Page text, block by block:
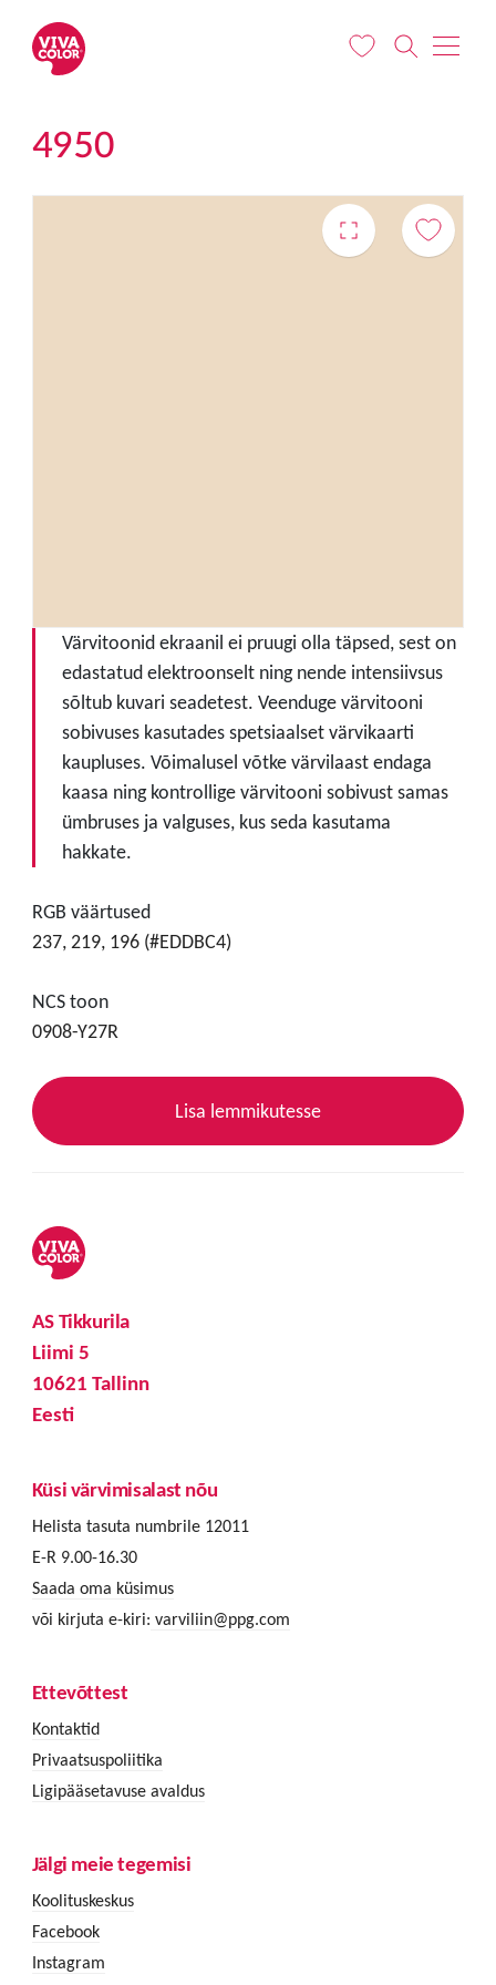
4950
Värvitoonid ekraanil ei pruugi olla täpsed, sest on
edastatud elektroonselt ning nende intensiivsus
sõltub kuvari seadetest. Veenduge värvitooni
sobivuses kasutades spetsiaalset värvikaarti
kaupluses. Võimalusel võtke värvilaast endaga
kaasa ning kontrollige värvitooni sobivust samas
ümbruses ja valguses, kus seda kasutama
hakkate.
RGB väärtused
237, 219, 196 (#EDDBC4)
NCS toon
0908-Y27R
Lisa lemmikutesse
AS Tikkurila
Liimi 5
10621 Tallinn
Eesti
Küsi värvimisalast nõu
Helista tasuta numbrile 12011
E-R 9.00-16.30
Saada oma küsimus
või kirjuta e-kiri: varviliin@ppg.com
Ettevõttest
Kontaktid
Privaatsuspoliitika
Ligipääsetavuse avaldus
Jälgi meie tegemisi
Koolituskeskus
Facebook
Instagram